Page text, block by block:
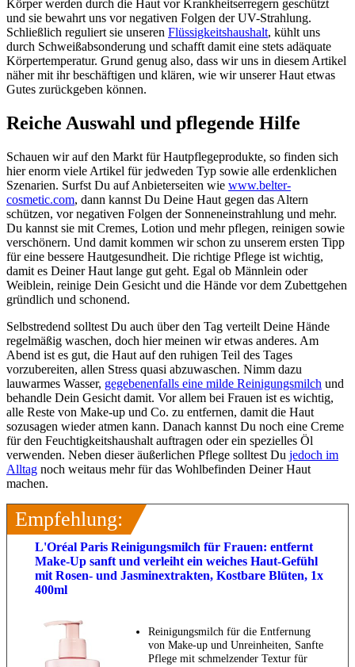
Körper werden durch die Haut vor Krankheitserregern geschützt
und sie bewahrt uns vor negativen Folgen der UV-Strahlung.
Schließlich reguliert sie unseren Flüssigkeitshaushalt, kühlt uns
durch Schweißabsonderung und schafft damit eine stets adäquate
Körpertemperatur. Grund genug also, dass wir uns in diesem Artikel
näher mit ihr beschäftigen und klären, wie wir unserer Haut etwas
Gutes zurückgeben können.
Reiche Auswahl und pflegende Hilfe
Schauen wir auf den Markt für Hautpflegeprodukte, so finden sich
hier enorm viele Artikel für jedweden Typ sowie alle erdenklichen
Szenarien. Surfst Du auf Anbieterseiten wie www.belter-
cosmetic.com, dann kannst Du Deine Haut gegen das Altern
schützen, vor negativen Folgen der Sonneneinstrahlung und mehr.
Du kannst sie mit Cremes, Lotion und mehr pflegen, reinigen sowie
verschönern. Und damit kommen wir schon zu unserem ersten Tipp
für eine bessere Hautgesundheit. Die richtige Pflege ist wichtig,
damit es Deiner Haut lange gut geht. Egal ob Männlein oder
Weiblein, reinige Dein Gesicht und die Hände vor dem Zubettgehen
gründlich und schonend.
Selbstredend solltest Du auch über den Tag verteilt Deine Hände
regelmäßig waschen, doch hier meinen wir etwas anderes. Am
Abend ist es gut, die Haut auf den ruhigen Teil des Tages
vorzubereiten, allen Stress quasi abzuwaschen. Nimm dazu
lauwarmes Wasser, gegebenenfalls eine milde Reinigungsmilch und
behandle Dein Gesicht damit. Vor allem bei Frauen ist es wichtig,
alle Reste von Make-up und Co. zu entfernen, damit die Haut
sozusagen wieder atmen kann. Danach kannst Du noch eine Creme
für den Feuchtigkeitshaushalt auftragen oder ein spezielles Öl
verwenden. Neben dieser äußerlichen Pflege solltest Du jedoch im
Alltag noch weitaus mehr für das Wohlbefinden Deiner Haut
machen.
Empfehlung:
L'Oréal Paris Reinigungsmilch für Frauen: entfernt
Make-Up sanft und verleiht ein weiches Haut-Gefühl
mit Rosen- und Jasminextrakten, Kostbare Blüten, 1x
400ml
Reinigungsmilch für die Entfernung
von Make-up und Unreinheiten, Sanfte
Pflege mit schmelzender Textur für